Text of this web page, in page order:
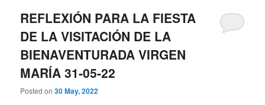
REFLEXIÓN PARA LA FIESTA
DE LA VISITACIÓN DE LA
BIENAVENTURADA VIRGEN
MARÍA 31-05-22
Posted on30 May, 2022